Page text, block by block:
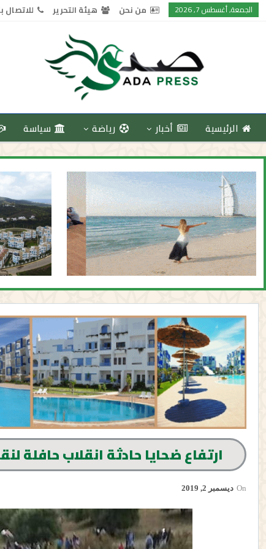
الجمعة, أغسطس 7, 2026 من نحن هيئة التحرير للاتصال
الرئيسية أخبار رياضة سياسة
ارتفاع ضحايا حادثة انقلاب حافلة لنقل الركاب
On ديسمبر 2, 2019